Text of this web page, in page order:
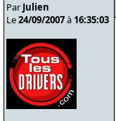
Par Julien
Le24/09/2007à 16:35:03